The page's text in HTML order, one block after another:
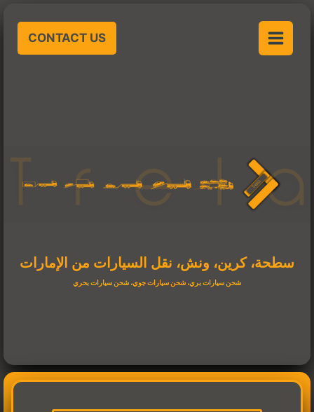
المحتوى
CONTACT US
سطحة، كرين، ونش، نقل السيارات من الإمارات
شحن سيارات بري، شحن سيارات جوي، شحن سيارات بحري